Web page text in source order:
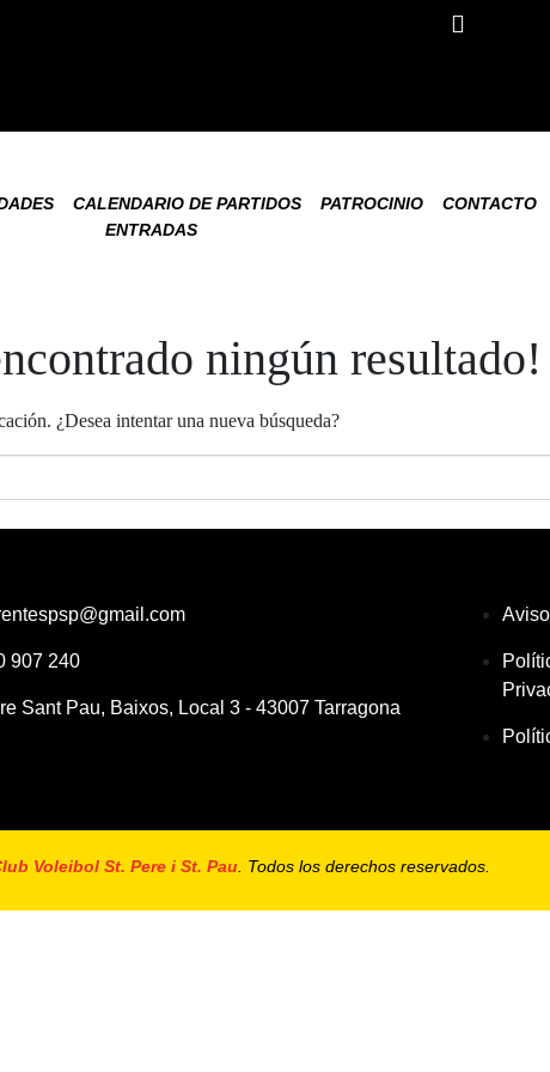
CALENDARIO DE PARTIDOS PATROCINIO
CONTACTO
ENTRADAS
ningún resultado!
¿Desea intentar una nueva búsqueda?
907 240
Sant Pau, Baixos, Local 3 - 43007 Tarragona
Voleibol St. Pere i St. Pau . Todos los derechos reservados.